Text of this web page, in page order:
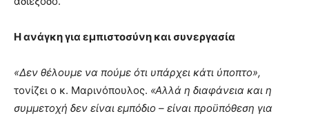
Η ανάγκη για εμπιστοσύνη και συνεργασία
«Δεν θέλουμε να πούμε ότι υπάρχει κάτι ύποπτο»,
τονίζει ο κ. Μαρινόπουλος. «Αλλά η διαφάνεια και η
συμμετοχή δεν είναι εμπόδιο – είναι προϋπόθεση για